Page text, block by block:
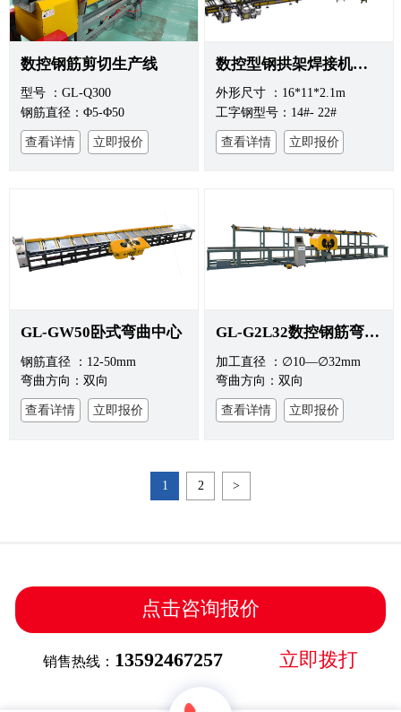
数控钢筋剪切生产线
型号 ：GL-Q300
钢筋直径：Φ5-Φ50
查看详情 立即报价
数控型钢拱架焊接机器人
外形尺寸 ：16*11*2.1m
工字钢型号：14#- 22#
查看详情 立即报价
GL-GW50卧式弯曲中心
钢筋直径 ：12-50mm
弯曲方向：双向
查看详情 立即报价
GL-G2L32数控钢筋弯曲中心（带自动上料机）
加工直径 ：∅10—∅32mm
弯曲方向：双向
查看详情 立即报价
1 2 >
点击咨询报价
销售热线： 13592467257 立即拨打